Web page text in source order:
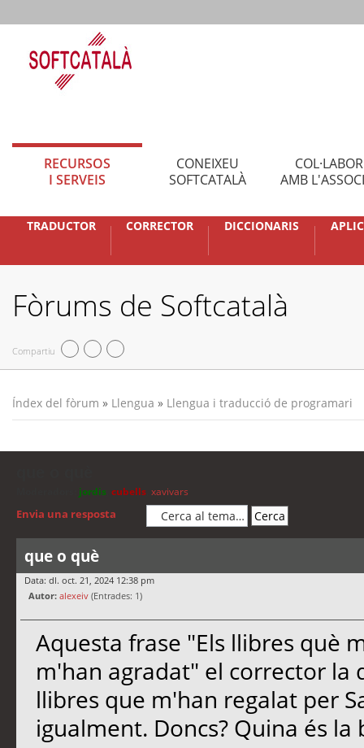
RECURSOS
I SERVEIS
CONEIXEU
SOFTCATALÀ
AMB
TRADUCTOR CORRECTOR DICCIONARIS
Fòrums de Softcatalà
Compartiu
Índex del fòrum » Llengua » Llengua i traducció de programari
jordis cubells xavivars
Envia una resposta
que o què
Data: dl. oct. 21, 2024 12:38 pm
Autor: alexeiv (Entrades: 1)
Aquesta frase "Els llibres què
m'han agradat" el corrector la
llibres que m'han regalat per
igualment. Doncs? Quina és la